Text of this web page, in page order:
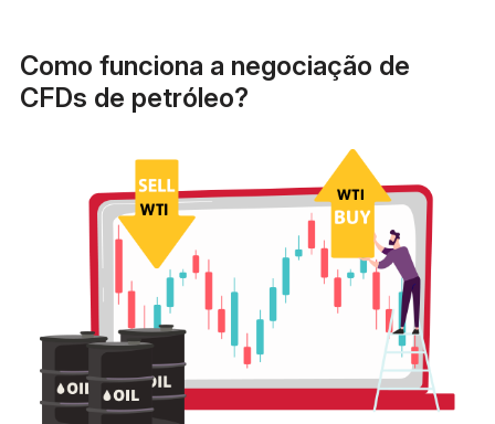
Como funciona a negociação de
CFDs de petróleo?